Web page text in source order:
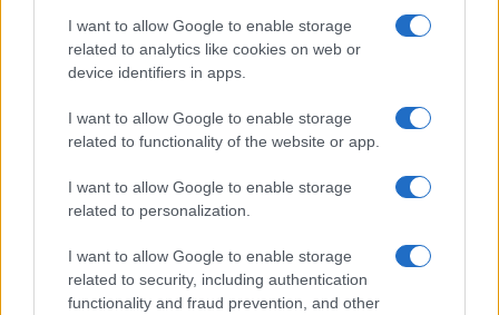
I want to allow Google to enable storage
related to analytics like cookies on web or
device identifiers in apps.
I want to allow Google to enable storage
related to functionality of the website or app.
I want to allow Google to enable storage
related to personalization.
I want to allow Google to enable storage
related to security, including authentication
functionality and fraud prevention, and other